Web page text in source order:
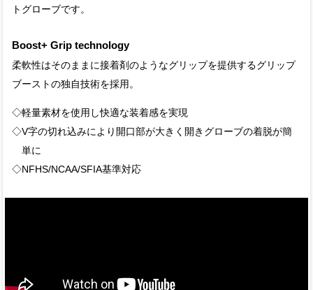
トグローブです。
Boost+ Grip technology
柔軟性はそのままに接着剤のようなグリップを提供するグリップ
ブーストの独自技術を採用。
◇軽量素材を使用し快適な装着感を実現
◇V字の切れ込みにより開口部が大きく開きグローブの着脱が簡
単に
◇NFHS/NCAA/SFIA基準対応